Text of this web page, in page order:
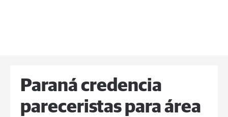
Paraná credencia
pareceristas para área